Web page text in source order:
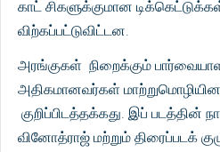
காட் சிகளுக்குமான
விற்கப்பட்டுவிட்டன.
அரங்குகள் நிறைக்கும்
அதிகமானவர்கள்
குறிப்பிடத்தக்கது. இப் படத்தின்
வினோத்ராஜ் மற்றும் திரைப்படக்